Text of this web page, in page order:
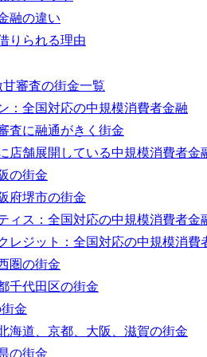
融の違い
りられる理由
審査の街金一覧
：全国対応の中規模消費者金融
査に融通がきく街金
店舗展開している中規模消費者金
の街金
府堺市の街金
ィス：全国対応の中規模消費者金
レジット：全国対応の中規模消費
圏の街金
千代田区の街金
金
海道、京都、大阪、滋賀の街金
の街金